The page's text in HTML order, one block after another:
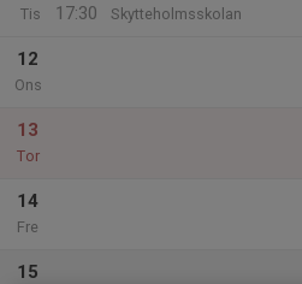
Tis
17:30
Skytteholmsskolan
12
Ons
13
Tor
14
Fre
15